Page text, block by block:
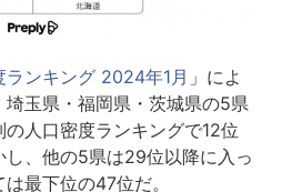
ランキング 2024年1月 」によ
埼玉県・福岡県・茨城県の5県
人口密度ランキングで12位
、他の5県は29位以降に入っ
最下位の47位だ。